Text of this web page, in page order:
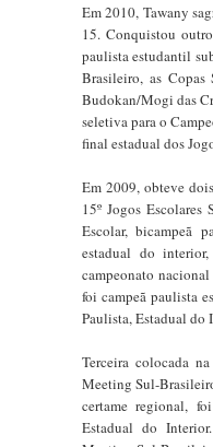
Em 2010, Tawany
15. Conquistou
paulista estudantil
Brasileiro, as
Budokan/Mogi das
seletiva para o
final estadual dos
Em 2009, obteve
15º Jogos
Escolar, bicampeã
estadual do
campeonato
foi campeã paulista
Paulista, Estadual do
Terceira colocada
Meeting Sul-
certame regional,
Estadual do